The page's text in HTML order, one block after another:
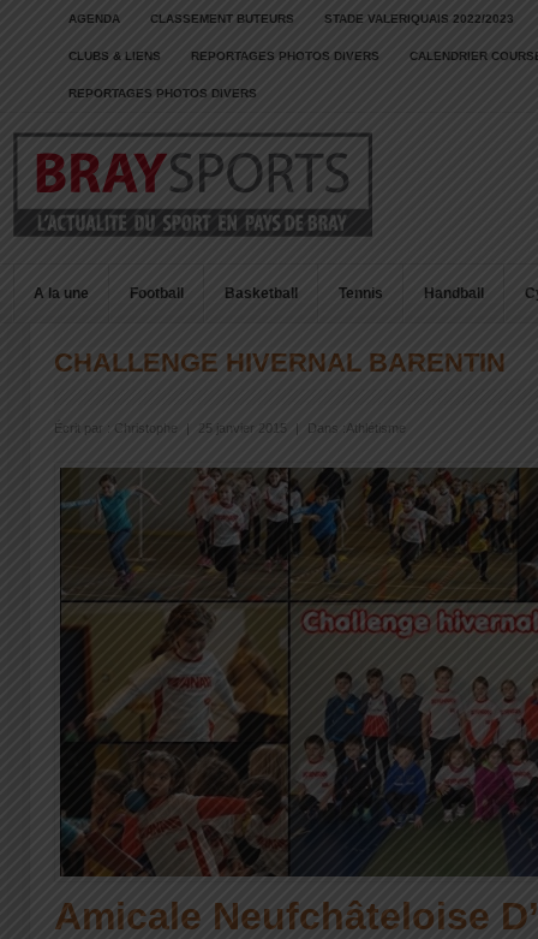
AGENDA CLASSEMENT BUTEURS STADE VALERIQUAIS 2022/2023
CLUBS & LIENS REPORTAGES PHOTOS DIVERS CALENDRIER
REPORTAGES PHOTOS DIVERS
A la une Football Basketball Tennis Handball
CHALLENGE HIVERNAL BARENTIN
Écrit par : Christophe 25 janvier 2015 | Dans : Athlétisme
Amicale Neufchâteloise